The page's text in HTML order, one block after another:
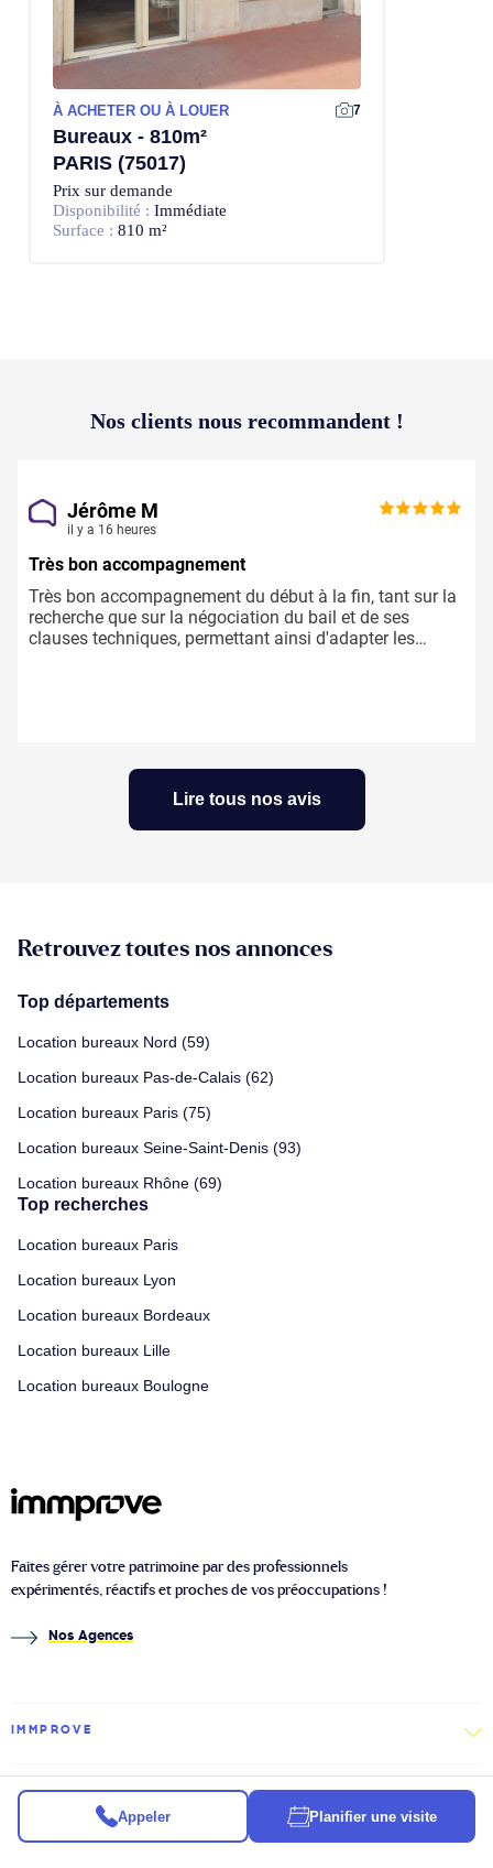
À ACHETER OU À LOUER 7
Bureaux - 810m²
PARIS (75017)
Prix sur demande
Disponibilité : Immédiate
Surface : 810 m²
Nos clients nous recommandent !
Jérôme M
il y a 16 heures
Très bon accompagnement
Très bon accompagnement du début à la fin, tant sur la
recherche que sur la négociation du bail et de ses
clauses techniques, permettant ainsi d'adapter les
Lire tous nos avis
Retrouvez toutes nos annonces
Top départements
Location bureaux Nord (59)
Location bureaux Pas-de-Calais (62)
Location bureaux Paris (75)
Location bureaux Seine-Saint-Denis (93)
Location bureaux Rhône (69)
Top recherches
Location bureaux Paris
Location bureaux Lyon
Location bureaux Bordeaux
Location bureaux Lille
Location bureaux Boulogne
Appeler Planifier une visite
Faites gérer votre patrimoine par des professionnels
expérimentés, réactifs et proches de vos préoccupations !
Nos Agences
IMMPROVE
IMMOBILIER